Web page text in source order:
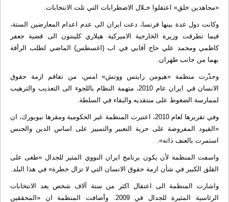
«مجاهدين خلق» اعتقلوا خـلال الاضطرابات التي تلت الانتخابات.
وكانت دول عدة بينها فرنسا، دعت ايران الى عدم اعدام المعارضين الستة،
فيما تطرقت وزيرة الخارجية الاميركية هيلاري كلينتون الى قضية جعفر
كاظمي ومحمد علي حاج آقايي في اب (اغسطس) الماضي لطلب الرأفة
بهما من جانب طهران.
وحذّرت منظمة «هيومن رايتس ووتش» امس، من تفاقم ازمة حقوق
الانسان في ايران عام 2010، متهمة النظام باللجوء الى التعذيب والترهيب
لممارسة الضغوط على منتقديه والبقاء في السلطة.
وفي تقريرها لعام 2010، اعتبرت المنظمة غير الحكومية ومقرها نيويورك، ان
«القيود المفروضة على حرية التعبير والتمييز على اساس الدين والجنس
استمرت بالعنف ذاته».
واسفت المنظمة لأن يكون برنامج ايران النووي المثير للجدال «طغى على
القلق الكبير في شأن ازمة حقوق الانسان التي لا تزال خطرة» في هذا البلد.
واشارت المنظمة الى اعتقال اكثر من ستة آلاف شخص بعد الانتخابات
الرئاسية المثيرة للجدال في 2009. وأضافت المنظمة ان «المحققين